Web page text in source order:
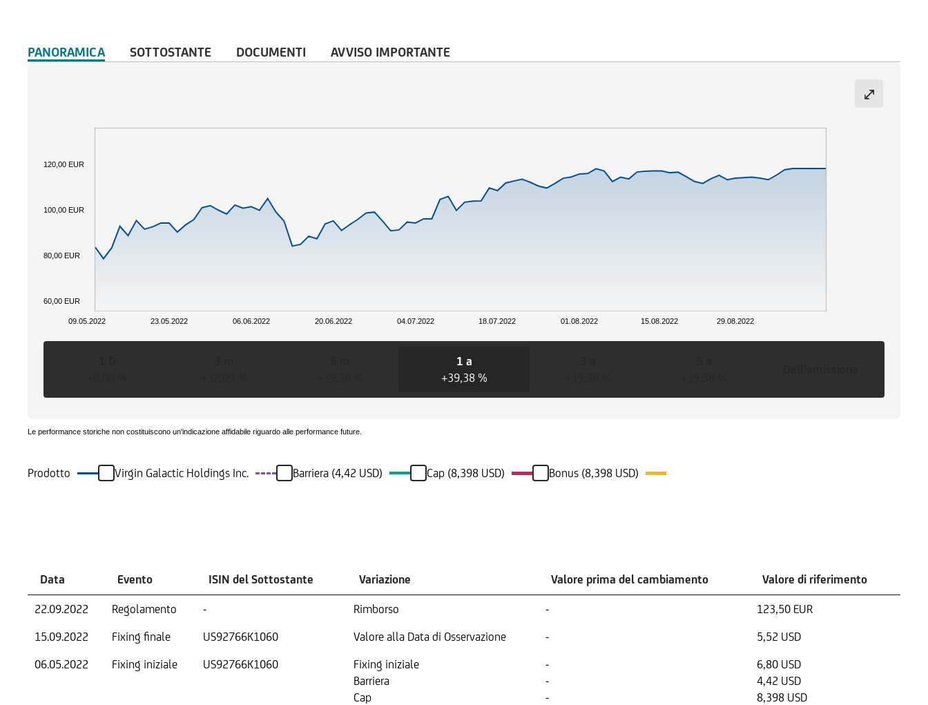
PANORAMICA SOTTOSTANTE DOCUMENTI AVVISO IMPORTANTE
23.05.2022 06.06.2022 20.06.2022 04.07.2022 18.07.2022 01.08.2022 15.08.2022 29.08.2022
09.05.2022
60,00 EUR
80,00 EUR
100,00 EUR
120,00 EUR
1 a
+39,38 %
Le performance storiche non costituiscono un'indicazione affidabile riguardo alle performance future.
Prodotto Virgin Galactic Holdings Inc. Barriera (4,42 USD) Cap (8,398 USD) Bonus (8,398 USD)
Data Evento ISIN del Sottostante Variazione Valore prima del cambiamento Valore di riferimento
22.09.2022 Regolamento - Rimborso -
123,50 EUR
15.09.2022
Fixing finale US92766K1060 Valore alla Data di Osservazione -
5,52 USD
06.05.2022
Fixing iniziale US92766K1060
Fixing iniziale
Barriera
Cap
-
-
-
6,80 USD
4,42 USD
8,398 USD